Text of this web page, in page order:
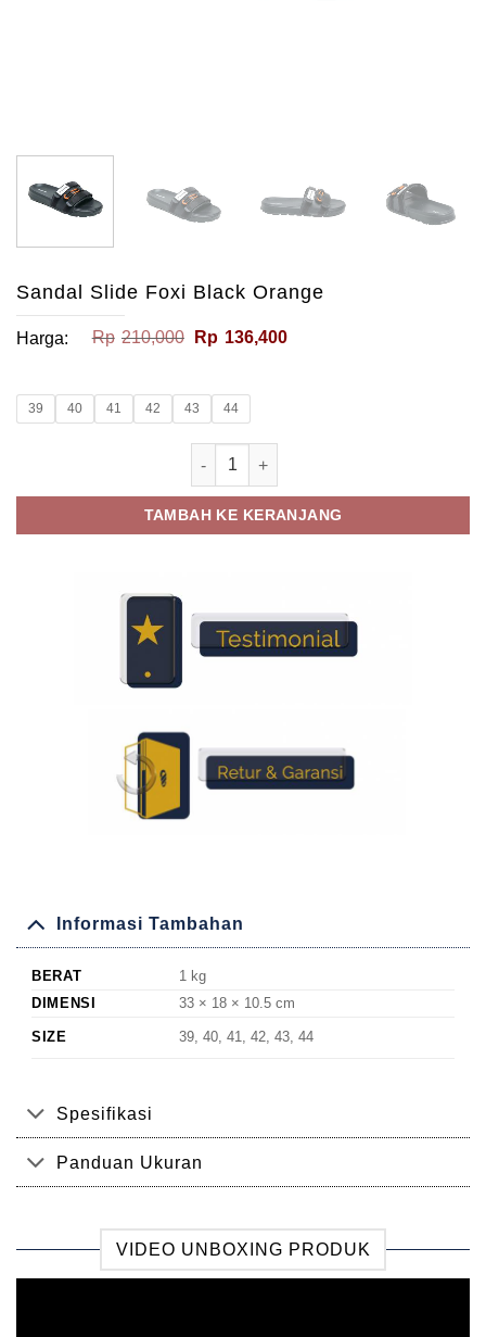
Sandal Slide Foxi Black Orange
Harga: Rp 210,000 Harga
Rp 136,400Harga
39 40 41 42 43 44
Kuantitas Sandal Slide Foxi Black
TAMBAH KE KERANJANG
Informasi Tambahan
BERAT
1 kg
DIMENSI
33 × 18 × 10.5 cm
SIZE 39, 40, 41, 42, 43, 44
Spesifikasi
Panduan Ukuran
VIDEO UNBOXING PRODUK